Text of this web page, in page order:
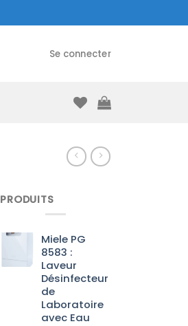
Se connecter
PRODUITS
Miele PG
8583 :
Laveur
Désinfecteur
de
Laboratoire
avec Eau